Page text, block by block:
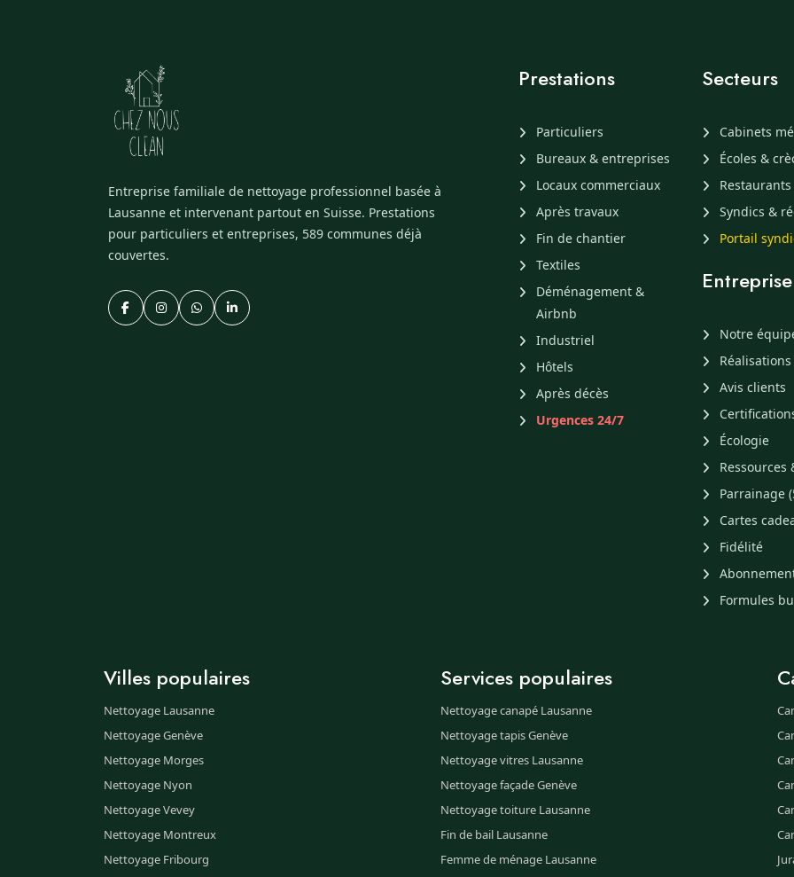
Entreprise familiale de nettoyage professionnel basée à
Lausanne et intervenant partout en Suisse. Prestations
pour particuliers et entreprises, 589 communes déjà
couvertes.
Prestations
Particuliers
Bureaux & entreprises
Locaux commerciaux
Après travaux
Fin de chantier
Textiles
Déménagement &
Airbnb
Industriel
Hôtels
Après décès
Urgences 24/7
Secteurs
Cabinets
Écoles &
Restaurants
Syndics &
Portail
Entreprise
Notre
Réalisations
Avis clients
Écologie
Ressources
Parrainage
Cartes
Fidélité
Formules
Villes populaires
Nettoyage Lausanne
Nettoyage Genève
Nettoyage Morges
Nettoyage Nyon
Nettoyage Vevey
Nettoyage Montreux
Nettoyage Fribourg
Services populaires
Nettoyage canapé Lausanne
Nettoyage tapis Genève
Nettoyage vitres Lausanne
Nettoyage façade Genève
Nettoyage toiture Lausanne
Fin de bail Lausanne
Femme de ménage Lausanne